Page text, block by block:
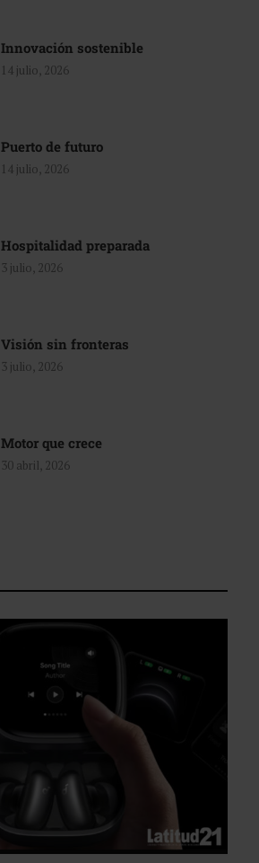
Innovación sostenible
14 julio, 2026
Puerto de futuro
14 julio, 2026
Hospitalidad preparada
3 julio, 2026
Visión sin fronteras
3 julio, 2026
Motor que crece
30 abril, 2026